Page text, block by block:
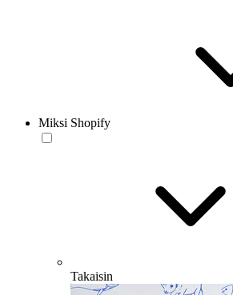
Miksi Shopify
Takaisin